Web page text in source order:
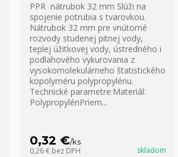
PPR nátrubok 32 mm Slúži na
spojenie potrubia s tvarovkou.
Nátrubok 32 mm pre vnútorné
rozvody studenej pitnej vody,
teplej úžitkovej vody, ústredného i
podlahového vykurovania z
vysokomolekulárneho štatistického
kopolyméru polypropylénu.
Technické parametre:Materiál:
PolypropylénPriem...
0,32 €/ks
0,26 € bez DPH skladom